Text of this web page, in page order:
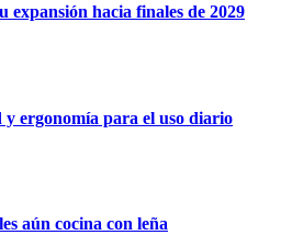
expansión hacia finales de 2029
ergonomía para el uso diario
aún cocina con leña